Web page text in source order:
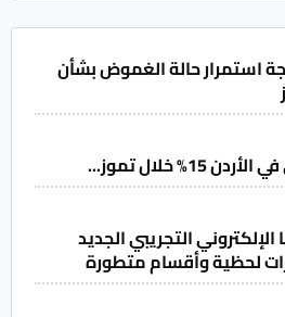
استمرار حالة الغموض بشأن
خلال تموز...
التجريبي الجديد
لحظية وأقسام متطورة